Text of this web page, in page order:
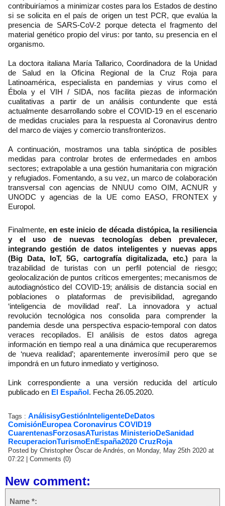
contribuiríamos a minimizar costes para los Estados de destino
si se solicita en el país de origen un test PCR, que evalúa la
presencia de SARS-CoV-2 porque detecta el fragmento del
material genético propio del virus: por tanto, su presencia en el
organismo.
La doctora italiana María Tallarico, Coordinadora de la Unidad
de Salud en la Oficina Regional de la Cruz Roja para
Latinoamérica, especialista en pandemias y virus como el
Ébola y el VIH / SIDA, nos facilita piezas de información
cualitativas a partir de un análisis contundente que está
actualmente desarrollando sobre el COVID-19 en el escenario
de medidas cruciales para la respuesta al Coronavirus dentro
del marco de viajes y comercio transfronterizos.
A continuación, mostramos una tabla sinóptica de posibles
medidas para controlar brotes de enfermedades en ambos
sectores; extrapolable a una gestión humanitaria con migración
y refugiados. Fomentando, a su vez, un marco de colaboración
transversal con agencias de NNUU como OIM, ACNUR y
UNODC y agencias de la UE como EASO, FRONTEX y
Europol.
Finalmente, en este inicio de década distópica, la resiliencia
y el uso de nuevas tecnologías deben prevalecer,
integrando gestión de datos inteligentes y nuevas apps
(Big Data, IoT, 5G, cartografía digitalizada, etc.) para la
trazabilidad de turistas con un perfil potencial de riesgo;
geolocalización de puntos críticos emergentes; mecanismos de
autodiagnóstico del COVID-19; análisis de distancia social en
poblaciones o plataformas de previsibilidad, agregando
‘inteligencia de movilidad real’. La innovadora y actual
revolución tecnológica nos consolida para comprender la
pandemia desde una perspectiva espacio-temporal con datos
veraces recopilados. El análisis de estos datos agrega
información en tiempo real a una dinámica que recuperaremos
de ‘nueva realidad’; aparentemente inverosímil pero que se
impondrá en un futuro inmediato y vertiginoso.
Link correspondiente a una versión reducida del artículo
publicado en El Español. Fecha 26.05.2020.
Tags : AnálisisyGestiónInteligenteDeDatos
ComisiónEuropea Coronavirus COVID19
CuarentenasForzosasATuristas MinisterioDeSanidad
RecuperacionTurismoEnEspaña2020 CruzRoja
Posted by Christopher Óscar de Andrés, on Monday, May 25th 2020 at
07:22
Comments (0)
New comment:
Name *: